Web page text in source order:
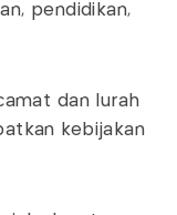
pendidikan,
dan lurah
kebijakan